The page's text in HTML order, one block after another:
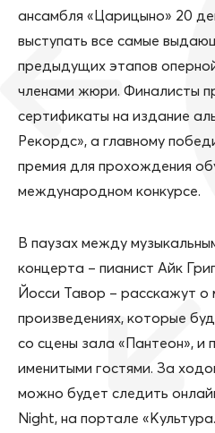
ансамбля «Царицыно» 20
выступать все самые
предыдущих этапов
членами жюри. Финалисты
сертификаты на издание
Рекордс», а главному
премия для прохождения
международном конкурсе.
В паузах между
концерта – пианист Айк
Йосси Тавор – расскажут о
произведениях, которые
со сцены зала «Пантеон»,
именитыми гостями. За
можно будет следить
Night, на портале